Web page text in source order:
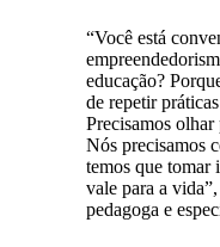
“Você está
educação?
de repetir
Precisamos olhar
Nós precisamos
temos que tomar
vale para a
pedagoga e